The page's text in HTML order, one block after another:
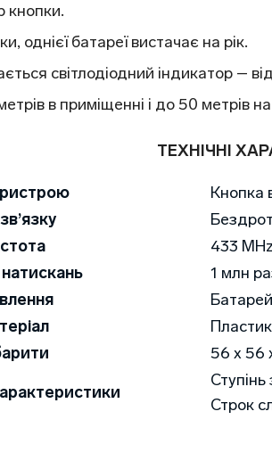
кнопки.
однієї батареї вистачає на рік.
світлодіодний індикатор –
в приміщенні і до 50 метрів
ТЕХНІЧНІ
Кнопка
433 MHz
1 млн
Пластик
56 х 56
Строк